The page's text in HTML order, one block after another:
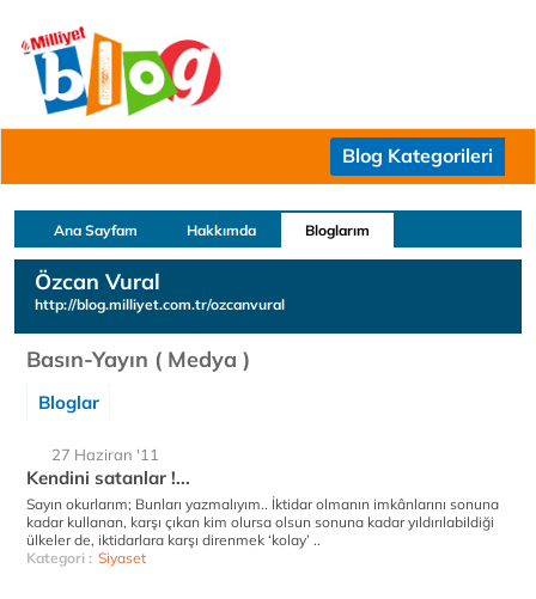
Blog Kategorileri
Ana Sayfam Hakkımda Bloglarım
Özcan Vural
http://blog.milliyet.com.tr/ozcanvural
Basın-Yayın ( Medya )
Bloglar
27 Haziran '11
Kendini satanlar !...
Sayın okurlarım; Bunları yazmalıyım.. İktidar olmanın imkânlarını sonuna
kadar kullanan, karşı çıkan kim olursa olsun sonuna kadar yıldırılabildiği
ülkeler de, iktidarlara karşı direnmek ‘kolay’ ..
Kategori : Siyaset